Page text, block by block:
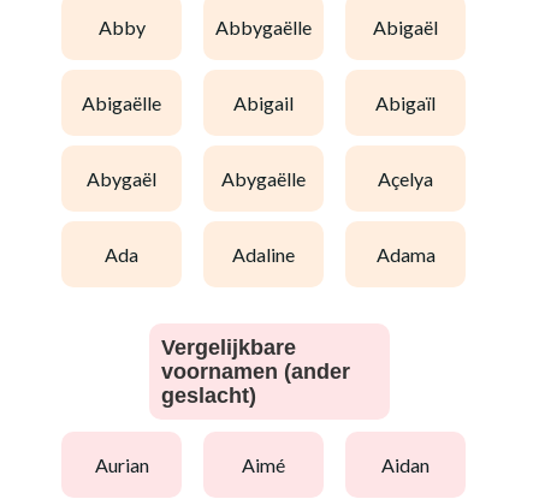
abby abbygaëlle abigaël
abigaëlle abigail abigaïl
abygaël abygaëlle açelya
ada adaline adama
Vergelijkbare
voornamen (ander
geslacht)
aurian aimé aidan